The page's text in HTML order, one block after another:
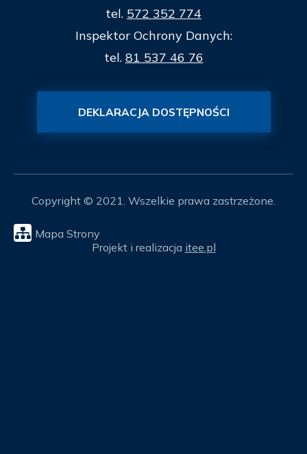
tel. 572 352 774
Inspektor Ochrony Danych:
tel. 81 537 46 76
DEKLARACJA DOSTĘPNOŚCI
Copyright © 2021. Wszelkie prawa zastrzeżone.
Mapa Strony
Projekt i realizacja itee.pl